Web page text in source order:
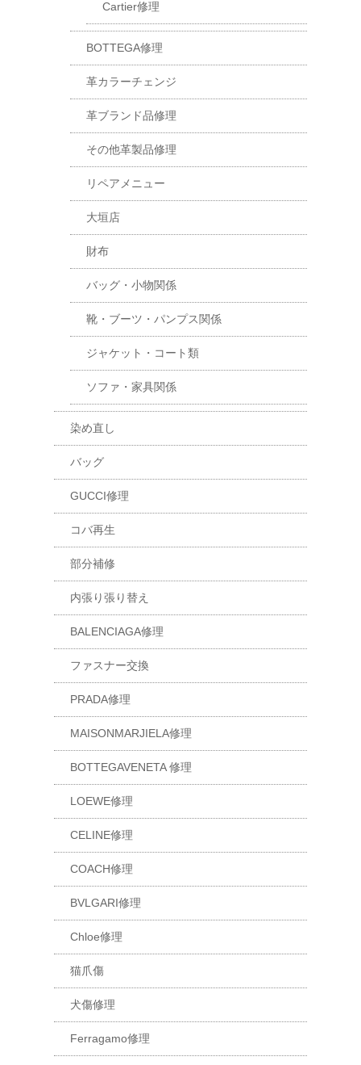
Cartier修理
BOTTEGA修理
革カラーチェンジ
革ブランド品修理
その他革製品修理
リペアメニュー
大垣店
財布
バッグ・小物関係
靴・ブーツ・パンプス関係
ジャケット・コート類
ソファ・家具関係
染め直し
バッグ
GUCCI修理
コバ再生
部分補修
内張り張り替え
BALENCIAGA修理
ファスナー交換
PRADA修理
MAISONMARJIELA修理
BOTTEGAVENETA 修理
LOEWE修理
CELINE修理
COACH修理
BVLGARI修理
Chloe修理
猫爪傷
犬傷修理
Ferragamo修理